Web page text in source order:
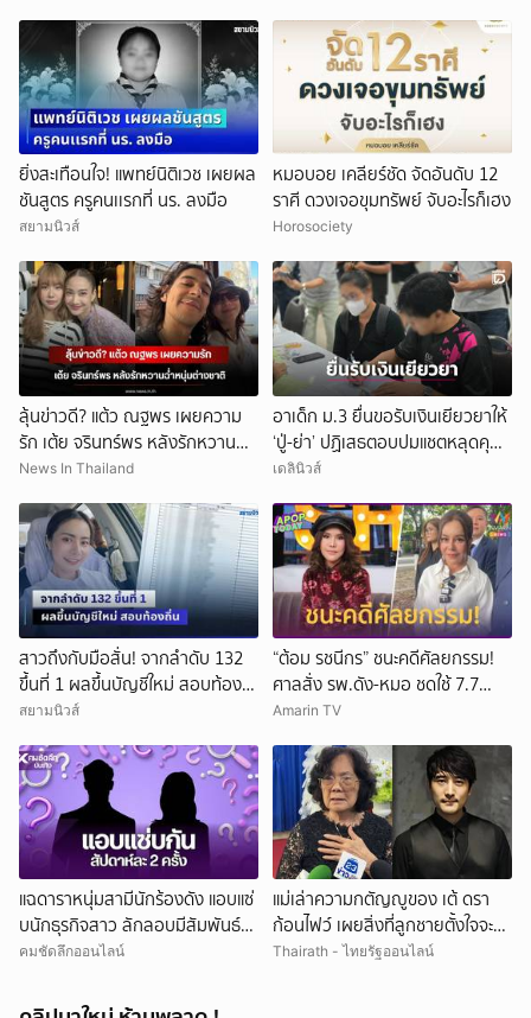
ยิ่งสะเทือนใจ! แพทย์นิติเวช เผยผล
ชันสูตร ครูคนเเรกที่ นร. ลงมือ
สยามนิวส์
หมอบอย เคลียร์ชัด จัดอันดับ 12
ราศี ดวงเจอขุมทรัพย์ จับอะไรก็เฮง
Horosociety
ลุ้นข่าวดี? แต้ว ณฐพร เผยความ
รัก เต้ย จรินทร์พร หลังรักหวานฉ่ำ
หนุ่มต่างชาติ
News In Thailand
อาเด็ก ม.3 ยื่นขอรับเงินเยียวยาให้
‘ปู่-ย่า’ ปฏิเสธตอบปมแชตหลุดคุย
แม่ ‘ถูกกลั่นแกล้ง’
เดลินิวส์
สาวถึงกับมือสั่น! จากลำดับ 132
ขึ้นที่ 1 ผลขึ้นบัญชีใหม่ สอบท้อง
ถิ่น
สยามนิวส์
“ต้อม รชนีกร” ชนะคดีศัลยกรรม!
ศาลสั่ง รพ.ดัง-หมอ ชดใช้ 7.7
ล้าน
Amarin TV
แฉดาราหนุ่มสามีนักร้องดัง แอบแซ่
บนักธุรกิจสาว ลักลอบมีสัมพันธ์
สัปดาห์ละ 2 ครั้ง
คมชัดลึกออนไลน์
แม่เล่าความกตัญญูของ เต้ ดรา
ก้อนไฟว์ เผยสิ่งที่ลูกชายตั้งใจจะทำ
แต่ต้องมาจากไปก่อน
Thairath - ไทยรัฐออนไลน์